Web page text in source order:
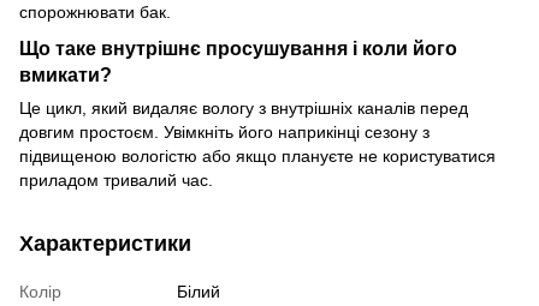
спорожнювати бак.
Що таке внутрішнє просушування і коли його
вмикати?
Це цикл, який видаляє вологу з внутрішніх каналів перед
довгим простоєм. Увімкніть його наприкінці сезону з
підвищеною вологістю або якщо плануєте не користуватися
приладом тривалий час.
Характеристики
Колір
Білий